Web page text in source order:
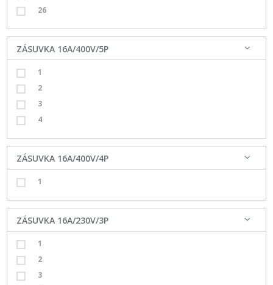
26
ZÁSUVKA 16A/400V/5P
1
2
3
4
ZÁSUVKA 16A/400V/4P
1
ZÁSUVKA 16A/230V/3P
1
2
3